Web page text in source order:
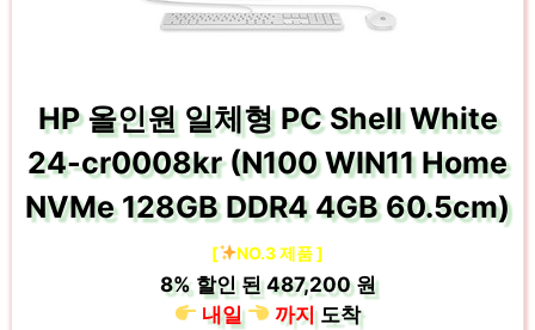
HP 올인원 일체형 PC Shell White
24-cr0008kr (N100 WIN11 Home
NVMe 128GB DDR4 4GB 60.5cm)
[ NO.3 제품 ]
8%할인 된487,200 원
내일
까지도착